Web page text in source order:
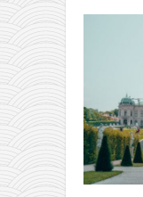
(с
багажом)